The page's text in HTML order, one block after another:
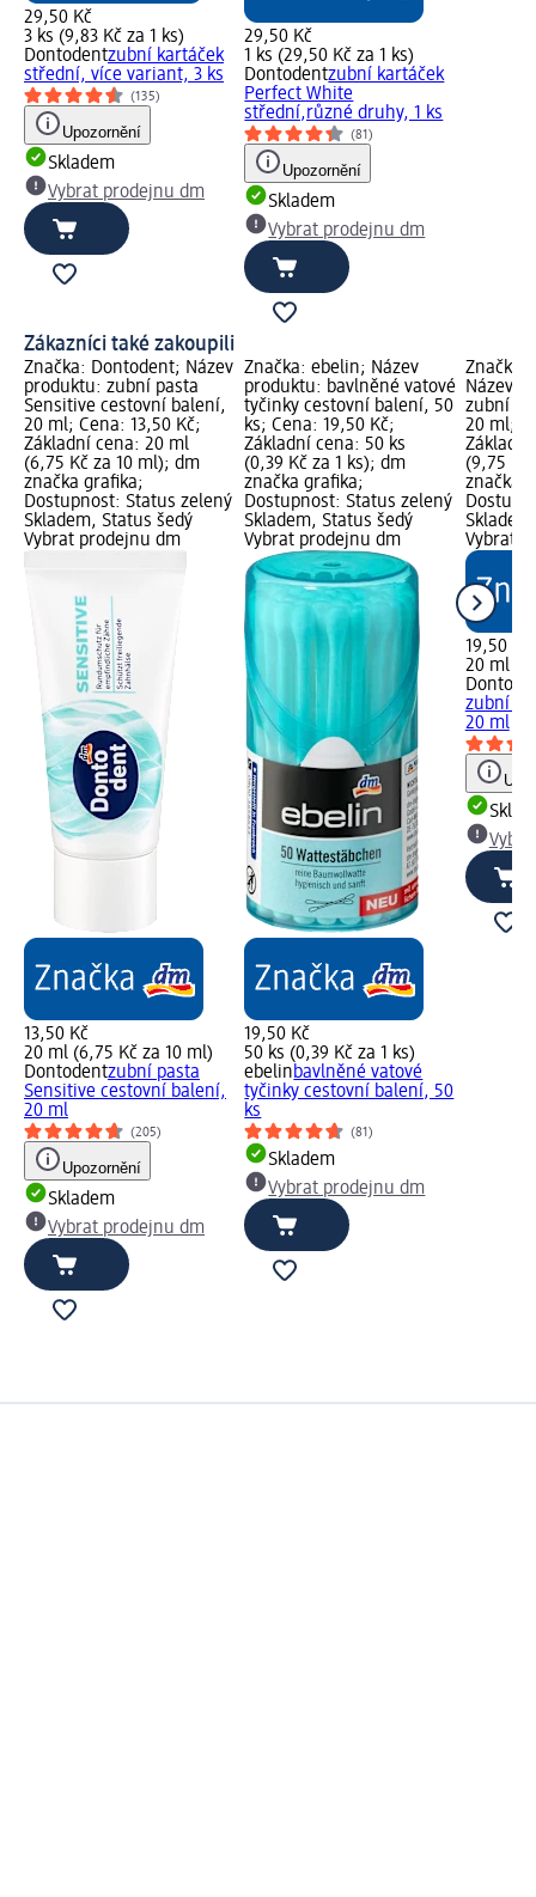
29,50 Kč
3 ks (9,83 Kč za 1 ks)
Dontodentzubní kartáček
střední, více variant, 3 ks
(135)
Upozornění
Skladem
Vybrat prodejnu dm
29,50 Kč
1 ks (29,50 Kč za 1 ks)
Dontodentzubní kartáček
Perfect White
střední,různé druhy, 1 ks
(81)
Upozornění
Skladem
Vybrat prodejnu dm
Zákazníci také zakoupili
Značka: Dontodent; Název
produktu: zubní pasta
Sensitive cestovní balení,
20 ml; Cena: 13,50 Kč;
Základní cena: 20 ml
(6,75 Kč za 10 ml); dm
značka grafika;
Dostupnost: Status zelený
Skladem, Status šedý
Vybrat prodejnu dm
13,50 Kč
20 ml (6,75 Kč za 10 ml)
Dontodentzubní pasta
Sensitive cestovní balení,
20 ml
(205)
Upozornění
Skladem
Vybrat prodejnu dm
Značka: ebelin; Název
produktu: bavlněné vatové
tyčinky cestovní balení, 50
ks; Cena: 19,50 Kč;
Základní cena: 50 ks
(0,39 Kč za 1 ks); dm
značka grafika;
Dostupnost: Status zelený
Skladem, Status šedý
Vybrat prodejnu dm
19,50 Kč
50 ks (0,39 Kč za 1 ks)
ebelinbavlněné vatové
tyčinky cestovní balení, 50
ks
(81)
Skladem
Vybrat prodejnu dm
Značka:
Název
zubní
20 ml;
(9,75 Kč
značka
Vybrat
19,50 Kč
20 ml
zubní
20 ml